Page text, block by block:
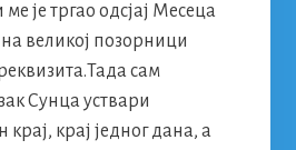
ме је тргао одсјај Месеца
на великој позорници
сам
Сунца уствари
крај једног дана, а